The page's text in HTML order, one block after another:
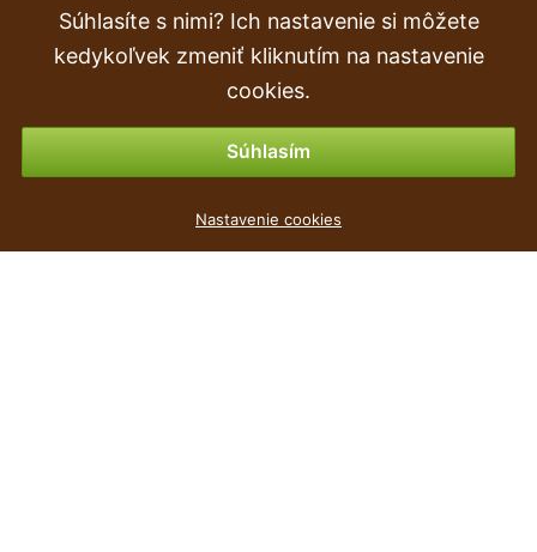
Objednávka
Vrátenie tovaru & vrátenie peňazí
Súhlasíte s nimi? Ich nastavenie si môžete
kedykoľvek zmeniť kliknutím na nastavenie
cookies.
Súhlasím
Nastavenie cookies